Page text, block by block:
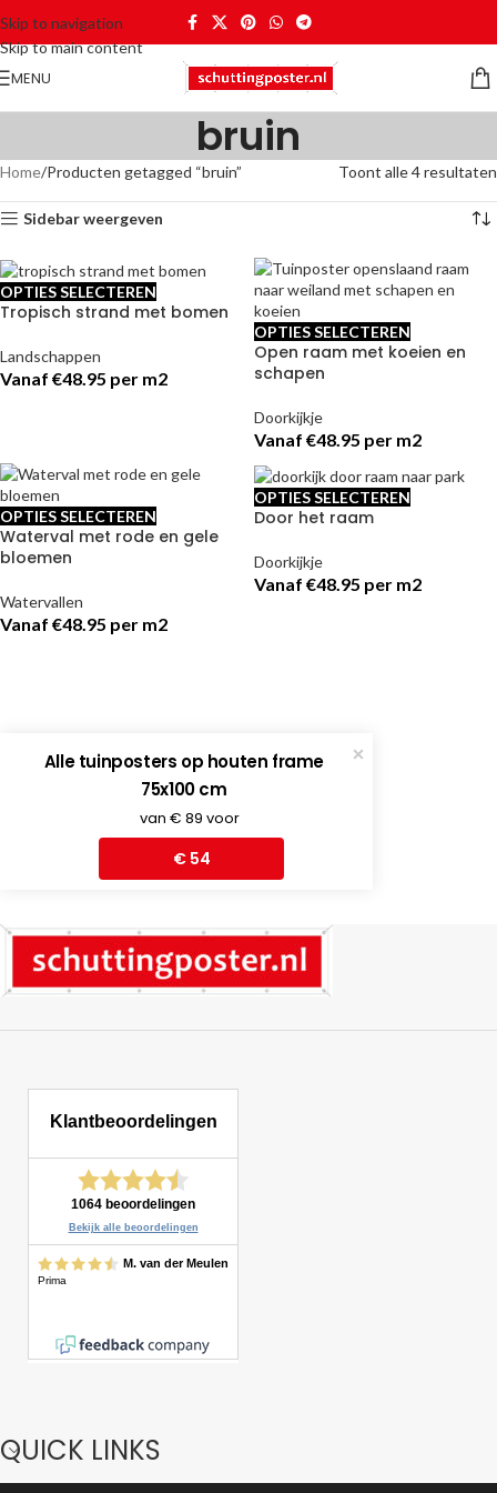
Skip to navigation
Skip to main content
MENU
bruin
Home Producten getagged “bruin” Toont alle 4 resultaten
Sidebar weergeven
OPTIES SELECTEREN
Tropisch strand met bomen
Landschappen
Vanaf €48.95 per m2
OPTIES SELECTEREN
Open raam met koeien en
schapen
Doorkijkje
Vanaf €48.95 per m2
OPTIES SELECTEREN
Waterval met rode en gele
bloemen
Watervallen
Vanaf €48.95 per m2
OPTIES SELECTEREN
Door het raam
Doorkijkje
Vanaf €48.95 per m2
QUICK LINKS
Alle tuinposters op houten frame
75x100 cm
van € 89 voor
€ 54